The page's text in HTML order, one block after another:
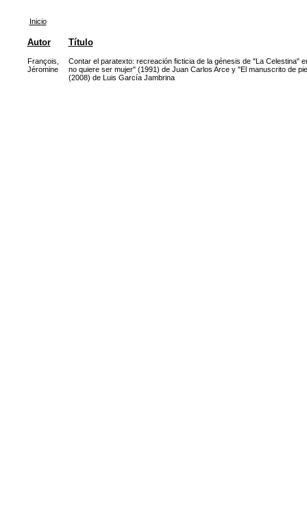
Inicio
Autor Título
François,
Jéromine
Contar el paratexto: recreación ficticia de la génesis de "La Celestina"
no quiere ser mujer" (1991) de Juan Carlos Arce y "El manuscrito de
(2008) de Luis García Jambrina